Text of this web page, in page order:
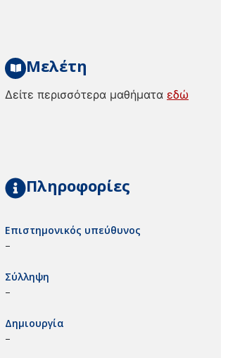
Μελέτη
Δείτε περισσότερα μαθήματα εδώ
Πληροφορίες
Επιστημονικός υπεύθυνος
–
Σύλληψη
–
Δημιουργία
–